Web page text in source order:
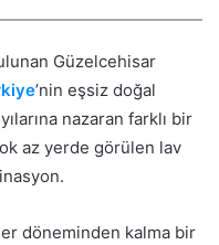
Güzelcehisar
’nin eşsiz doğal
nazaran farklı bir
az yerde görülen lav
döneminden kalma bir